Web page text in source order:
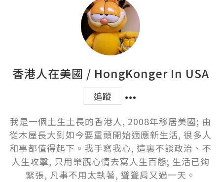
香港人在美國 / HongKonger In USA
追蹤
我是一個土生土長的香港人, 2008年移居美國; 由
從木屋長大到如今要重頭開始適應新生活, 很多人
和事都值得起下。我手寫我心, 這裏不談政治、不
人生攻擊, 只用樂觀心情去寫人生百態; 生活已夠
緊張, 凡事不用太執著, 聳聳肩又過一天。